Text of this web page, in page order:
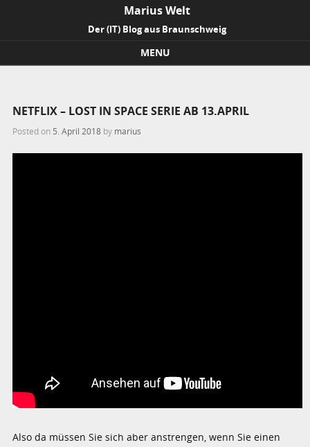
Marius Welt
Der (IT) Blog aus Braunschweig
MENU
NETFLIX – LOST IN SPACE SERIE AB 13.APRIL
Posted on 5. April 2018 by marius
Also da müssen Sie sich aber anstrengen, wenn Sie einen